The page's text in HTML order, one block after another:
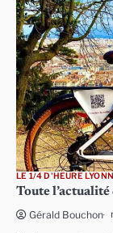
LE 1/4 D'HEURE
Toute
Gérald Bouchon